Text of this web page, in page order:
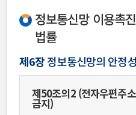
정보통신망 이용촉
법률
제6장정보통신망의 안정
제50조의2(전자우편주
금지)